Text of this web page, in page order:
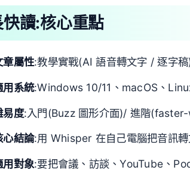
快讀:核心重點
章屬性:教學實戰(AI 語音轉文字 / 逐字稿
用系統:Windows 10/11、macOS、
易度:入門(Buzz 圖形介面)/ 進階
心結論:用 Whisper 在自己電腦把音訊
用對象:要把會議、訪談、YouTube、